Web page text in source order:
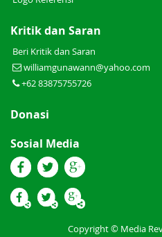
Kritik dan Saran
Beri Kritik dan Saran
williamgunawann@yahoo.com
+62 83875755726
Donasi
Sosial Media
Copyright © Media